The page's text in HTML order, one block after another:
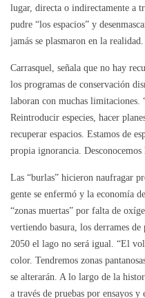
lugar, directa o indirectamente a
pudre “los espacios” y
jamás se plasmaron en la realidad.
Carrasquel, señala que no hay
los programas de conservación
laboran con muchas limitaciones.
Reintroducir especies, hacer
recuperar espacios. Estamos de
propia ignorancia.
Las “burlas” hicieron naufragar
gente se enfermó y la economía
“zonas muertas” por falta de
vertiendo basura, los derrames
2050 el lago no será igual. “El
color. Tendremos zonas
se alterarán. A lo largo de la
a través de pruebas por ensayos